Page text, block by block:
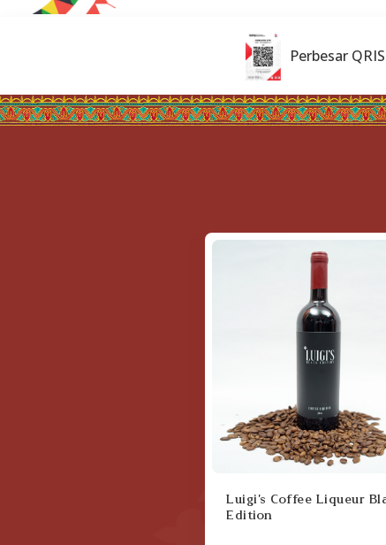
Perbesar QRIS
Luigi's Coffee Liqueur
Edition